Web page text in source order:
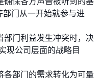
门从一开始就参与进
部门利益发生冲突时，决
现公司层面的战略目
各部门的需求转化为可量